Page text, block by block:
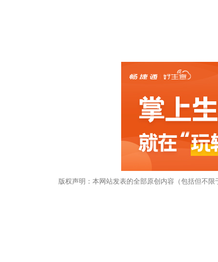
版权声明：本网站发表的全部原创内容（包括但不